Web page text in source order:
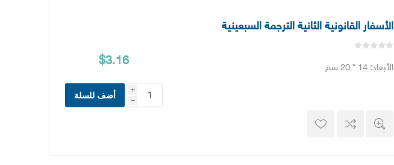
الأسفار القانونية الثانية الترجمة السبعينية
الأبعاد: 14 * 20 سم $3.16
i
h
أضف للسلة